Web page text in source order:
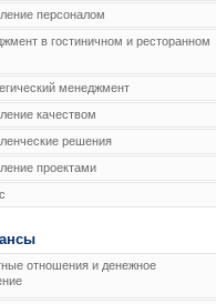
персоналом
в гостиничном и ресторанном
менеджмент
качеством
решения
проектами
отношения и денежное